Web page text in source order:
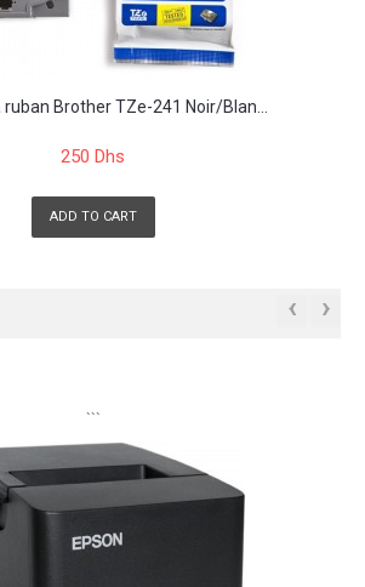
Brother TZe-241 Noir/Blan...
250 Dhs
ADD TO CART
‹ ›
```